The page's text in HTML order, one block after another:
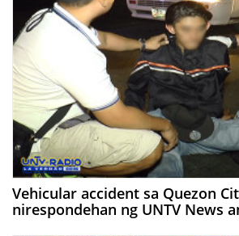
Vehicular accident sa Quezon
nirespondehan ng UNTV News